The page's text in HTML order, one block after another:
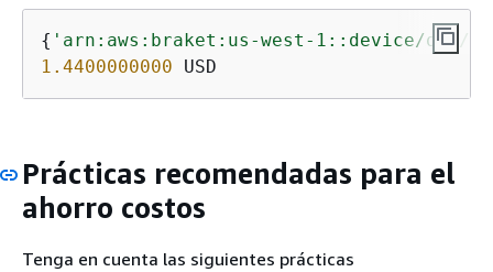
{ 'arn:aws:braket:us-west-1::device/qpu/
1.4400000000 USD
Prácticas recomendadas para el
ahorro costos
Tenga en cuenta las siguientes prácticas